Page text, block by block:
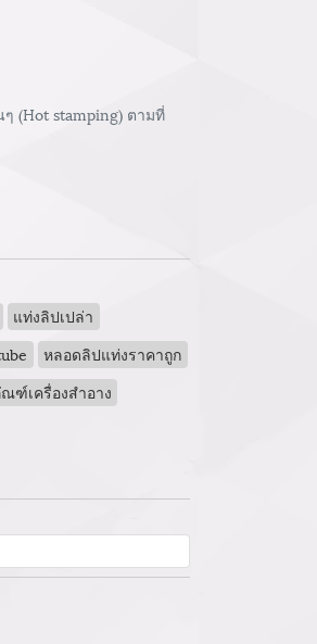
(Hot stamping) ตามที่
แท่งลิปเปล่า
หลอดลิปแท่งราคาถูก
ฑ์เครื่องสำอาง